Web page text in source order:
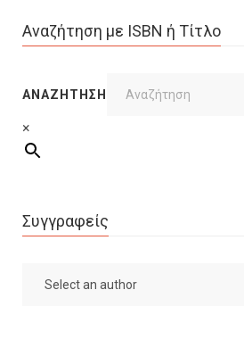
Αναζήτηση με ISBN ή Τίτλο
ΑΝΑΖΉΤΗΣΗ
×
Συγγραφείς